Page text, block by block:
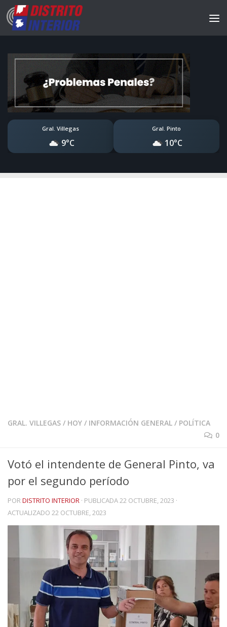
Gral. Villegas
9°C
Gral. Pinto
10°C
GRAL. VILLEGAS / HOY / INFORMACIÓN GENERAL / POLÍTICA
0
Votó el intendente de General Pinto, va
por el segundo período
PORDISTRITO INTERIOR · PUBLICADA22 OCTUBRE, 2023 ·
ACTUALIZADO 22 OCTUBRE, 2023